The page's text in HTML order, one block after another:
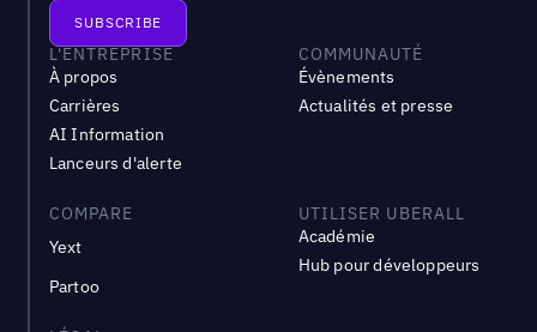
L'ENTREPRISE
À propos
Carrières
AI Information
Lanceurs d'alerte
COMMUNAUTÉ
Évènements
Actualités et presse
COMPARE
Yext
Partoo
UTILISER UBERALL
Académie
Hub pour développeurs